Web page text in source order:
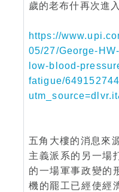
歲的老布什再次進
https://
05/27/George-
low-blood-
fatigue/
五角大樓的消息來
主義派系的另一場
的一場軍事政變的
機的罷工已經使經